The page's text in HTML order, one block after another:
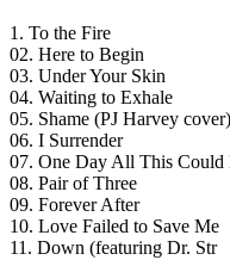
1. To the Fire
02. Here to Begin
03. Under Your Skin
04. Waiting to Exhale
05. Shame (PJ Harvey cover)
06. I Surrender
07. One Day All This Could
08. Pair of Three
09. Forever After
10. Love Failed to Save Me
11. Down (featuring Dr. Str